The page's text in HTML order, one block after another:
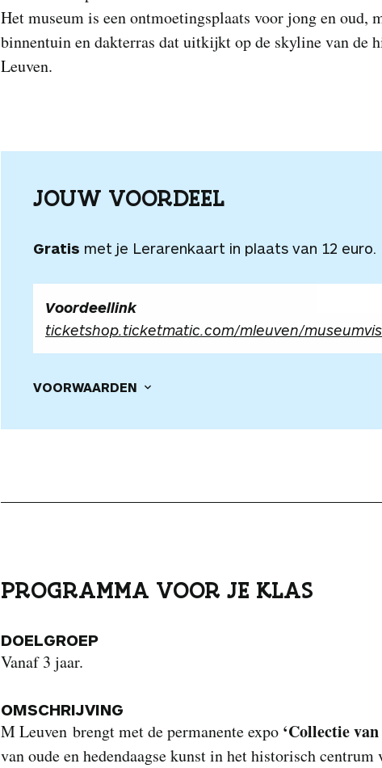
Het museum is een ontmoetingsplaats voor jong en oud,
binnentuin en dakterras dat uitkijkt op de skyline van de
Leuven.
JOUW VOORDEEL
Gratis met je Lerarenkaart in plaats van 12 euro.
Voordeellink
ticketshop.ticketmatic.com/mleuven/
VOORWAARDEN
PROGRAMMA VOOR JE KLAS
DOELGROEP
Vanaf 3 jaar.
OMSCHRIJVING
M Leuven brengt met de permanente expo ‘Collectie
van oude en hedendaagse kunst in het historisch centrum